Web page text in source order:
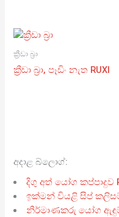
ක්‍රීඩා බ්‍රා
ක්‍රීඩා බ්‍රා, පෑඩිං නැත RUXI
අදාළ බ්ලොග්:
දිගු අත් යෝග කප්පාදුව
ඉක්මන් වියළි සිප් කලිසම්
නිර්මාණකරු යෝග ඇඳුම්